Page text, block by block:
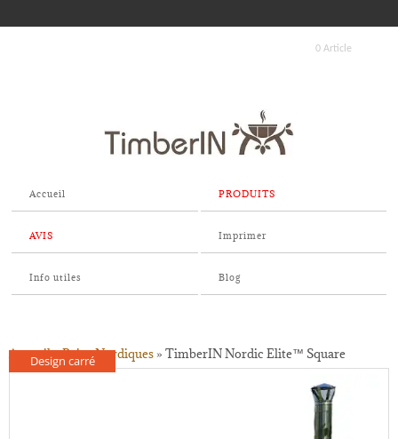
0 Article
Accueil PRODUITS
AVIS Imprimer
Info utiles Blog
Accueil»Bains Nordiques » TimberIN Nordic Elite™ Square
Design carré